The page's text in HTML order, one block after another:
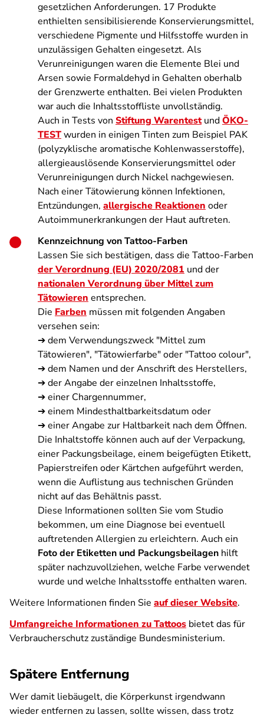
gesetzlichen Anforderungen. 17 Produkte
enthielten sensibilisierende Konservierungsmittel,
verschiedene Pigmente und Hilfsstoffe wurden in
unzulässigen Gehalten eingesetzt. Als
Verunreinigungen waren die Elemente Blei und
Arsen sowie Formaldehyd in Gehalten oberhalb
der Grenzwerte enthalten. Bei vielen Produkten
war auch die Inhaltsstoffliste unvollständig.
Auch in Tests von Stiftung WarentestundÖKO-
TESTwurden in einigen Tinten zum Beispiel PAK
(polyzyklische aromatische Kohlenwasserstoffe),
allergieauslösende Konservierungsmittel oder
Verunreinigungen durch Nickel nachgewiesen.
Nach einer Tätowierung können Infektionen,
Entzündungen, allergische Reaktionen oder
Autoimmunerkrankungen der Haut auftreten.
Kennzeichnung von Tattoo-Farben
Lassen Sie sich bestätigen, dass die Tattoo-Farben
der Verordnung (EU) 2020/2081 und der
nationalen Verordnung über Mittel zum
Tätowieren entsprechen.
Die Farben müssen mit folgenden Angaben
versehen sein:
➔ dem Verwendungszweck "Mittel zum
Tätowieren", "Tätowierfarbe" oder "Tattoo colour",
➔ dem Namen und der Anschrift des Herstellers,
➔ der Angabe der einzelnen Inhaltsstoffe,
➔ einer Chargennummer,
➔ einem Mindesthaltbarkeitsdatum oder
➔ einer Angabe zur Haltbarkeit nach dem Öffnen.
Die Inhaltstoffe können auch auf der Verpackung,
einer Packungsbeilage, einem beigefügten Etikett,
Papierstreifen oder Kärtchen aufgeführt werden,
wenn die Auflistung aus technischen Gründen
nicht auf das Behältnis passt.
Diese Informationen sollten Sie vom Studio
bekommen, um eine Diagnose bei eventuell
auftretenden Allergien zu erleichtern. Auch ein
Foto der Etiketten und Packungsbeilagen hilft
später nachzuvollziehen, welche Farbe verwendet
wurde und welche Inhaltsstoffe enthalten waren.
Weitere Informationen finden Sie auf dieser Website.
Umfangreiche Informationen zu Tattoos bietet das für
Verbraucherschutz zuständige Bundesministerium.
Spätere Entfernung
Wer damit liebäugelt, die Körperkunst irgendwann
wieder entfernen zu lassen, sollte wissen, dass trotz